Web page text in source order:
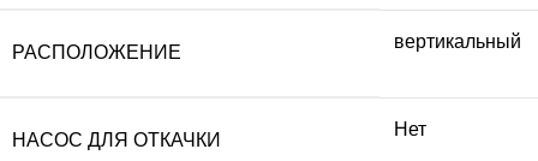
РАСПОЛОЖЕНИЕ
вертикальный
НАСОС ДЛЯ ОТКАЧКИ
Нет